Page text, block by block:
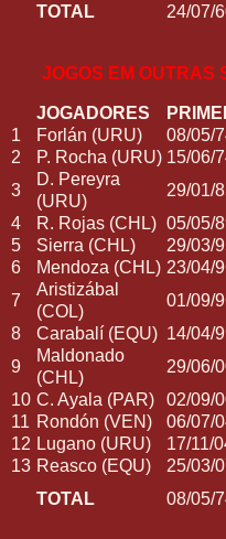
TOTAL
24/07/
JOGOS EM OUTRAS
JOGADORES
1
Forlán (URU) 08/05/
2
P. Rocha (URU) 15/06/
3
D. Pereyra
(URU)
29/01/
4
R. Rojas (CHL) 05/05/
5
Sierra (CHL) 29/03/
6
Mendoza (CHL) 23/04/
7
Aristizábal
(COL)
01/09/
8
Carabalí (EQU) 14/04/
9
Maldonado
(CHL)
29/06/
10 C. Ayala (PAR) 02/09/
11 Rondón (VEN) 06/07/
12 Lugano (URU) 17/11/
13 Reasco (EQU) 25/03/
TOTAL
08/05/